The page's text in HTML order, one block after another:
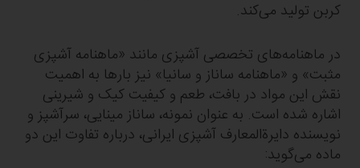
کربن تولید می‌کند.
در ماهنامه‌های تخصصی آشپزی مانند «ماهنامه آشپزی
مثبت» و «ماهنامه ساناز و سانیا» نیز بارها به اهمیت
نقش این مواد در بافت، طعم و کیفیت کیک و شیرینی
اشاره شده است. به عنوان نمونه، ساناز مینایی، سرآشپز و
نویسنده دایرة‌المعارف آشپزی ایرانی، درباره تفاوت این دو
ماده می‌گوید: